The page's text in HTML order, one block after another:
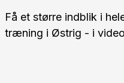
Få et større indblik i
træning i Østrig - i